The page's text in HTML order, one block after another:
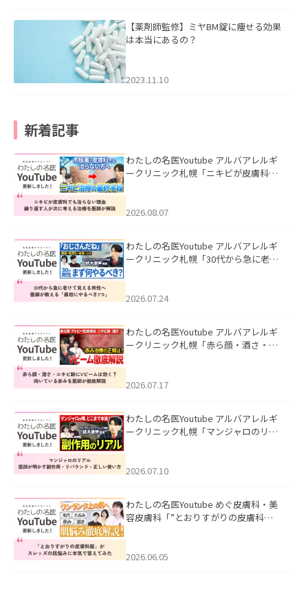
【薬剤師監修】ミヤBM錠に痩せる効果
は本当にあるの？
2023.11.10
新着記事
わたしの名医Youtube アルバアレルギ
ークリニック札幌「ニキビが皮膚科で
ました。
2026.08.07
わたしの名医Youtube アルバアレルギ
ークリニック札幌「30代から急に老け
た。
2026.07.24
わたしの名医Youtube アルバアレルギ
ークリニック札幌「赤ら顔・酒さ・ニ
した。
2026.07.17
わたしの名医Youtube アルバアレルギ
ークリニック札幌「マンジャロのリア
た。
2026.07.10
わたしの名医Youtube めぐ皮膚科・美
容皮膚科「”とおりすがりの皮膚科
2026.06.05